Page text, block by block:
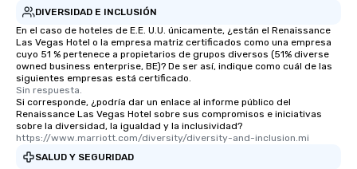
DIVERSIDAD E INCLUSIÓN
En el caso de hoteles de E.E. U.U. únicamente, ¿están el Renaissance
Las Vegas Hotel o la empresa matriz certificados como una empresa
cuyo 51 % pertenece a propietarios de grupos diversos (51% diverse
owned business enterprise, BE)? De ser así, indique como cuál de las
siguientes empresas está certificado.
Sin respuesta.
Si corresponde, ¿podría dar un enlace al informe público del
Renaissance Las Vegas Hotel sobre sus compromisos e iniciativas
sobre la diversidad, la igualdad y la inclusividad?
https://www.marriott.com/diversity/diversity-and-inclusion.mi
SALUD Y SEGURIDAD